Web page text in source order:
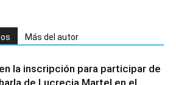
Más del autor
la inscripción para participar de
de Lucrecia Martel en el